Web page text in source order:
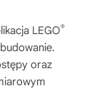
LEGO®
oraz